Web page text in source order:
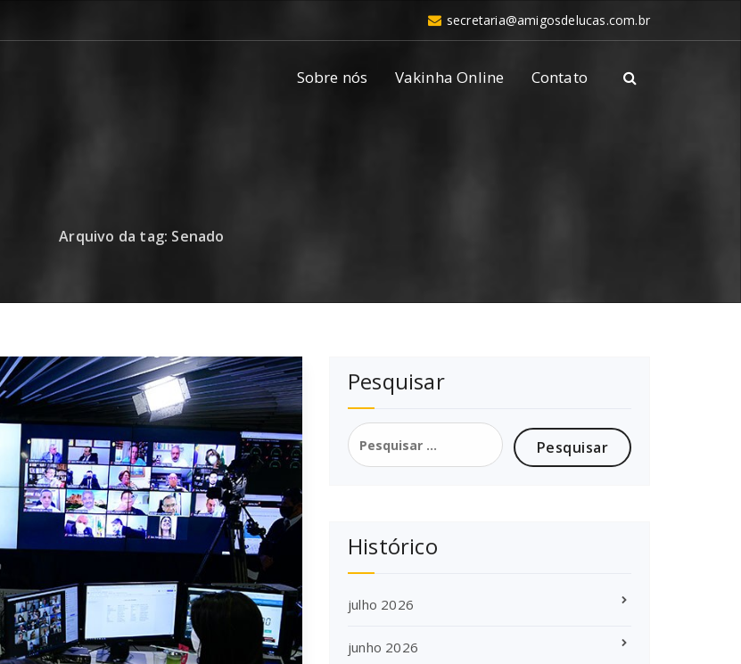
secretaria@amigosdelucas.com.br
Sobre nós Vakinha Online Contato
Arquivo da tag: Senado
Pesquisar
Pesquisar
por:
Histórico
julho 2026
junho 2026